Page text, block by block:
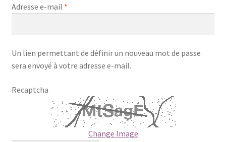
Adresse e-mail *Obligatoire
Un lien permettant de définir un nouveau mot de passe
sera envoyé à votre adresse e-mail.
Recaptcha
Change Image